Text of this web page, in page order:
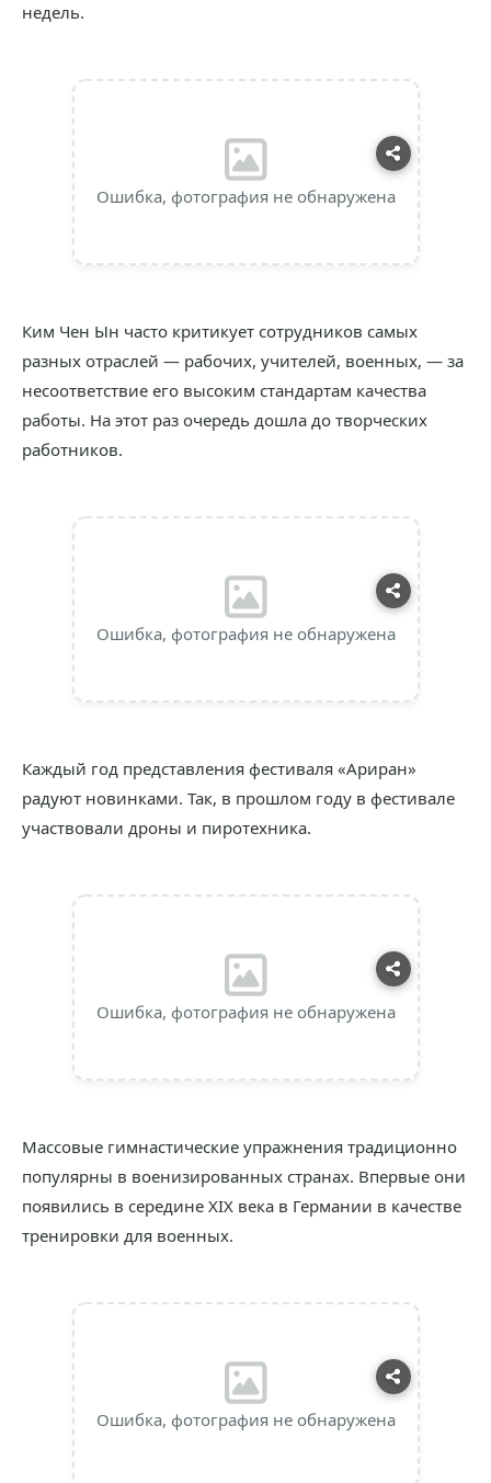
недель.
Ошибка, фотография не обнаружена
Ким Чен Ын часто критикует сотрудников самых
разных отраслей — рабочих, учителей, военных, — за
несоответствие его высоким стандартам качества
работы. На этот раз очередь дошла до творческих
работников.
Ошибка, фотография не обнаружена
Каждый год представления фестиваля «Ариран»
радуют новинками. Так, в прошлом году в фестивале
участвовали дроны и пиротехника.
Ошибка, фотография не обнаружена
Массовые гимнастические упражнения традиционно
популярны в военизированных странах. Впервые они
появились в середине XIX века в Германии в качестве
тренировки для военных.
Ошибка, фотография не обнаружена